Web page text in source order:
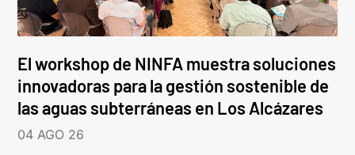
El workshop de NINFA muestra soluciones
innovadoras para la gestión sostenible de
las aguas subterráneas en Los Alcázares
04 AGO 26